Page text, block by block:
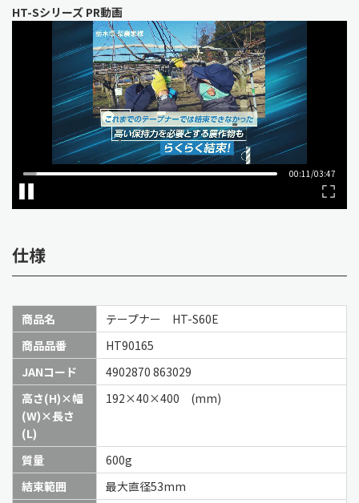
HT-Sシリーズ PR動画
仕様
商品名
テープナー HT-S60E
商品品番
HT90165
JANコード
4902870 863029
高さ(H)×幅
(W)×長さ
(L)
192×40×400 (mm)
質量
600g
結束範囲
最大直径53mm